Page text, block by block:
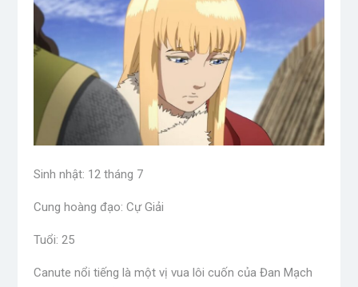
Sinh nhật: 12 tháng 7
Cung hoàng đạo: Cự Giải
Tuổi: 25
Canute nổi tiếng là một vị vua lôi cuốn của Đan Mạch